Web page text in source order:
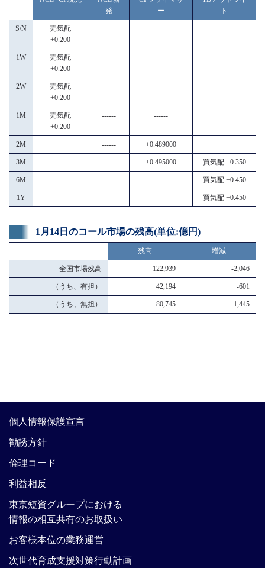
発
ー
ト
S/N
売気配
+0.200
1W
売気配
+0.200
2W
売気配
+0.200
1M
売気配
+0.200
------ ------
2M ------ +0.489000
3M ------ +0.495000 買気配 +0.350
6M 買気配 +0.450
1Y 買気配 +0.450
1月14日のコール市場の残高(単位:億円)
残高 増減
全国市場残高 122,939 -2,046
（うち、有担） 42,194 -601
（うち、無担） 80,745 -1,445
個人情報保護宣言
勧誘方針
倫理コード
利益相反
東京短資グループにおける
情報の相互共有のお取扱い
お客様本位の業務運営
次世代育成支援対策行動計画